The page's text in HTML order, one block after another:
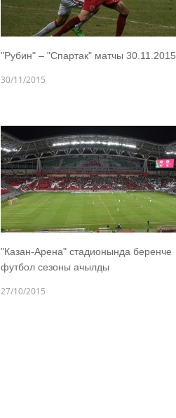
"Рубин" – "Спартак" матчы 30.11.2015
30/11/2015
"Казан-Арена" стадионында беренче
футбол сезоны ачылды
27/10/2015